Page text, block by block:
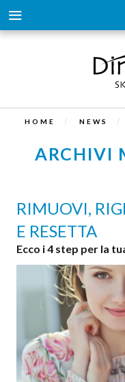
HOME NEWS
ARCHIVI
RIMUOVI,
E RESETTA
Ecco i 4 step per la